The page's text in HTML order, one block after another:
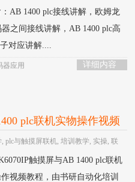
AB 1400 plc接线讲解，欧姆龙
之间接线讲解，AB 1400 plc高
对应讲解....
详细内容
器应用
plc联机实物操作视频
中心制作
HOT
,plc与触摸屏联机,培训教学, 实操,联
触摸屏与AB 1400 plc联机
视频教程，由书研自动化培训